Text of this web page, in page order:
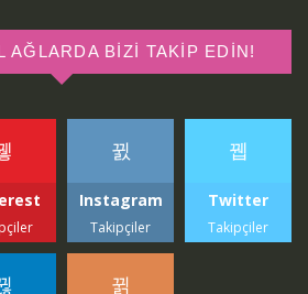
AĞLARDA BIZI TAKIP EDIN!
Instagram
Takipçiler
Twitter
Takipçiler